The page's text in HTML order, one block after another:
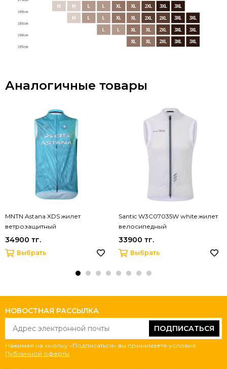
Аналогичные товары
MNTN Astana XDS жилет
ветрозащитный
34900 тг.
Выбрать
Santic W3C07035W white жилет
велосипедный
33900 тг.
Выбрать
НОВОСТНАЯ РАССЫЛКА
ПОДПИСАТЬСЯ
Нажимая на кнопку «Подписаться» вы принимаете условия
Публичной оферты